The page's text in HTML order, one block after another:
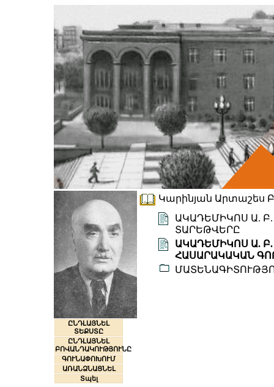
ԸՆԴԼԱՅՆԵԼ
ՏԵՔՍՏԸ
ԸՆԴԼԱՅՆԵԼ
ԲՈՎԱՆԴԱԿՈՒԹՅՈՒՆԸ
ԳՈՒՆԱՓՈԽՈՒՄ
ԱՌԱՆՁՆԱՑՆԵԼ
Տպել
Կարինյան Արտաշես
ԱԿԱԴԵՄԻԿՈՍ Ա.
ՏԱՐԵԹՎԵՐԸ
ԱԿԱԴԵՄԻԿՈՍ Ա.
ՀԱՍԱՐԱԿԱԿԱՆ